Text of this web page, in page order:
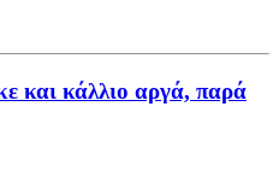
και κάλλιο αργά, παρά